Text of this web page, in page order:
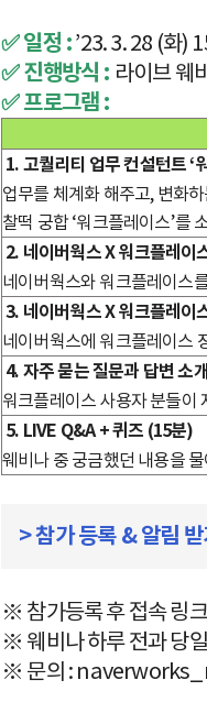
✅ 일정 :’23. 3. 28 (화)
✅진행방식 : 라이브 웨
✅ 프로그램 :
1. 고퀄리티 업무 컨설턴트 ‘
업무를 체계화 해주고, 변화
찰떡 궁합 ‘워크플레이스’를
2. 네이버웍스 X 워크플레이
네이버웍스와 워크플레이스
3. 네이버웍스 X 워크플레이
네이버웍스에 워크플레이스
4. 자주 묻는 질문과 답변 소
워크플레이스 사용자 분들이
5. LIVE Q&A + 퀴즈 (15분)
웨비나 중 궁금했던 내용을
> 참가 등록 & 알림 받
※ 참가등록 후 접속 링
※ 웨비나 하루 전과 당
※ 문의 :